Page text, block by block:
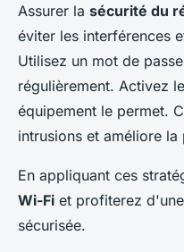
Assurer la sécurité du
éviter les interférences
Utilisez un mot de
régulièrement. Activez
équipement le permet.
intrusions et améliore
En appliquant ces
Wi-Fi et profiterez
sécurisée.